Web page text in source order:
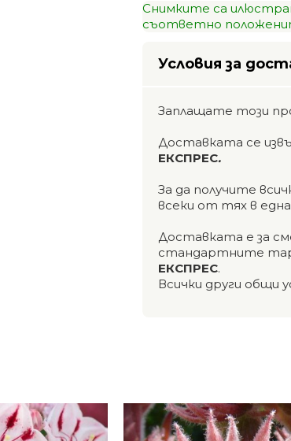
Снимките са
съответно
Условия за
Заплащате този
Доставката се
ЕКСПРЕС.
За да получите
всеки от тях в
Доставката е за
стандартните
ЕКСПРЕС.
Всички други общи